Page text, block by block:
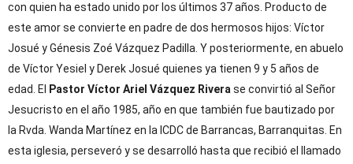
con quien ha estado unido por los últimos 37 años. Producto de
este amor se convierte en padre de dos hermosos hijos: Víctor
Josué y Génesis Zoé Vázquez Padilla. Y posteriormente, en abuelo
de Víctor Yesiel y Derek Josué quienes ya tienen 9 y 5 años de
edad. El
Pastor Víctor Ariel Vázquez Riverase convirtió al Señor
Jesucristo en el año 1985, año en que también fue bautizado por
la Rvda. Wanda Martínez en la ICDC de Barrancas, Barranquitas. En
esta iglesia, perseveró y se desarrolló hasta que recibió el llamado